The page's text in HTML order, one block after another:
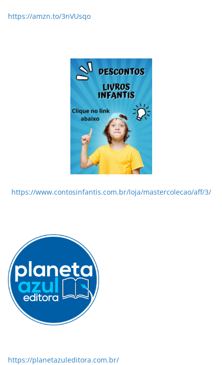
https://amzn.to/3nVUsqo
https://www.contosinfantis.com.br/loja/mastercolecao/aff/3/
https://planetazuleditora.com.br/